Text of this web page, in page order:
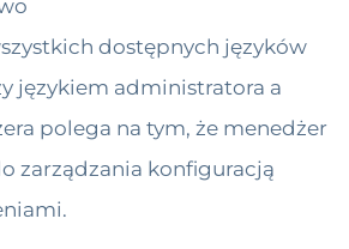
dostępnych języków
językiem administratora a
polega na tym, że menedżer
zarządzania konfiguracją